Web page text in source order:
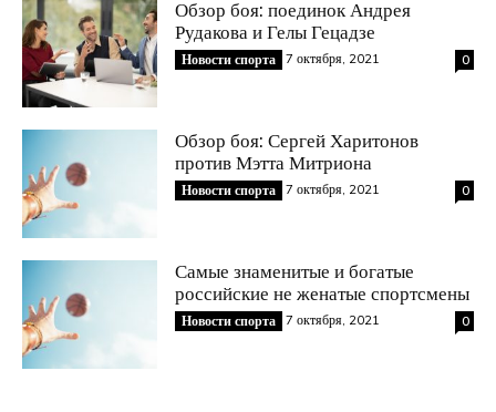
Обзор боя: поединок Андрея
Рудакова и Гелы Гецадзе
Новости спорта 7 октября, 2021 0
Обзор боя: Сергей Харитонов
против Мэтта Митриона
Новости спорта 7 октября, 2021 0
Самые знаменитые и богатые
российские не женатые спортсмены
Новости спорта 7 октября, 2021 0